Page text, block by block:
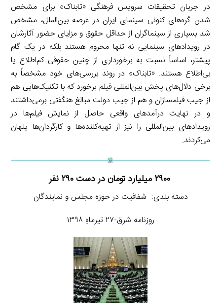
در جریان تحقیقات سرویس فرهنگی «تابناک» برای مشخص
شدن گره‌های کنونی سینمای ایران در عرصه بین‌الملل، مشخص
شد بسیاری از سینماگران از حداقل حقوق و مزایای حضور آثارشان
در رویدادهای سینمایی نه تنها محروم هستند بلکه در یک گام
پیشتر، اساساً نسبت به برخورداری از چنین حقوقی کم‌اطلاع یا
بی‌اطلاع هستند. «تابناک» در روند بررسی‌های خود مشخصاً به
برخی دلال‌های پخش بین‌المللی فیلم برخورد که با تکنیک‌هایی هم
از جیب فیلمسازان و هم از جیب دولت مبالغ هنگفتی برمی‌داشتند
و در نهایت درآمدهای واقعی حاصل از نمایش فیلم‌ها در
رویدادهای بین‌المللی را نیز از تهیه‌کننده‌ها و کارگردان‌ها پنهان
می‌کردند.
۲۹۰۰ میلیارد تومان در دست ۲۹۰ نفر
دسته بندی: شفافیت در حوزه مجلس و نمایندگان
روزنامه شرق-۲۷ تیرماهِ ۱۳۹۸